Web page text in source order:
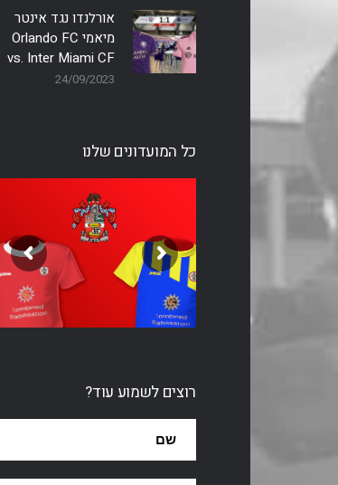
אורלנדו נגד אינטר
מיאמי Orlando FC
vs. Inter Miami CF
24/09/2023
כל המועדונים שלנו
רוצים לשמוע עוד?